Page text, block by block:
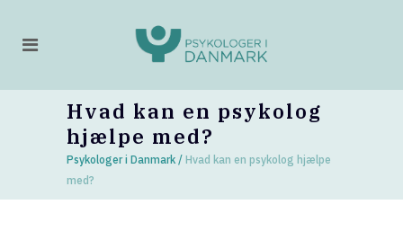
Hvad kan en psykolog
hjælpe med?
Psykologer i Danmark / Hvad kan en psykolog hjælpe
med?